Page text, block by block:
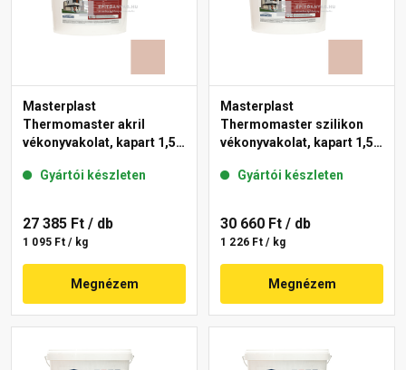
Masterplast
Thermomaster akril
vékonyvakolat, kapart 1,5
Gyártói készleten
27 385 Ft / db
1 095 Ft / kg
Megnézem
Masterplast
Thermomaster szilikon
vékonyvakolat, kapart 1,5
Gyártói készleten
30 660 Ft / db
1 226 Ft / kg
Megnézem